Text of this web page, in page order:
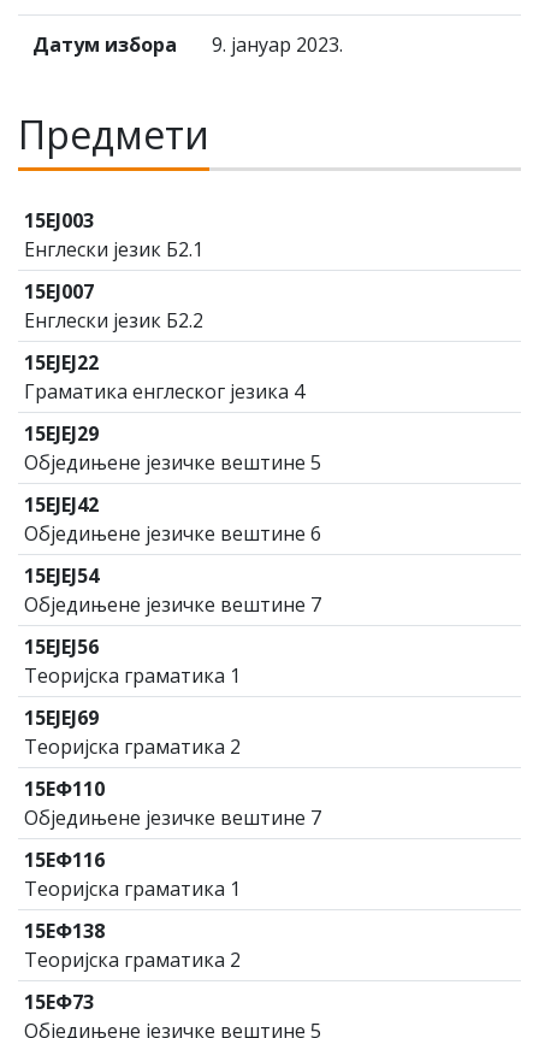
Датум избора 9. јануар 2023.
Предмети
15ЕЈ003
Енглески језик Б2.1
15ЕЈ007
Енглески језик Б2.2
15ЕЈЕЈ22
Граматика енглеског језика 4
15ЕЈЕЈ29
Обједињене језичке вештине 5
15ЕЈЕЈ42
Обједињене језичке вештине 6
15ЕЈЕЈ54
Обједињене језичке вештине 7
15ЕЈЕЈ56
Теоријска граматика 1
15ЕЈЕЈ69
Теоријска граматика 2
15ЕФ110
Обједињене језичке вештине 7
15ЕФ116
Теоријска граматика 1
15ЕФ138
Теоријска граматика 2
15ЕФ73
Обједињене језичке вештине 5